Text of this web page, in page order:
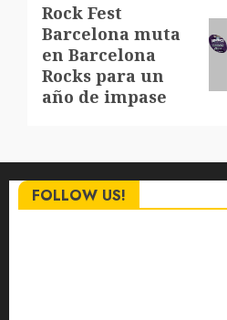
Siguiente
entrada:
Rock Fest
Barcelona muta
en Barcelona
Rocks para un
año de impase
FOLLOW US!